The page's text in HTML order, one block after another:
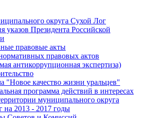
округа Сухой Лог
указов Президента Российской
правовые акты
правовых актов
антикоррупционная экспертиза)
"Новое качество жизни уральцев"
программа действий в интересах
муниципального округа
на 2013 - 2017 годы